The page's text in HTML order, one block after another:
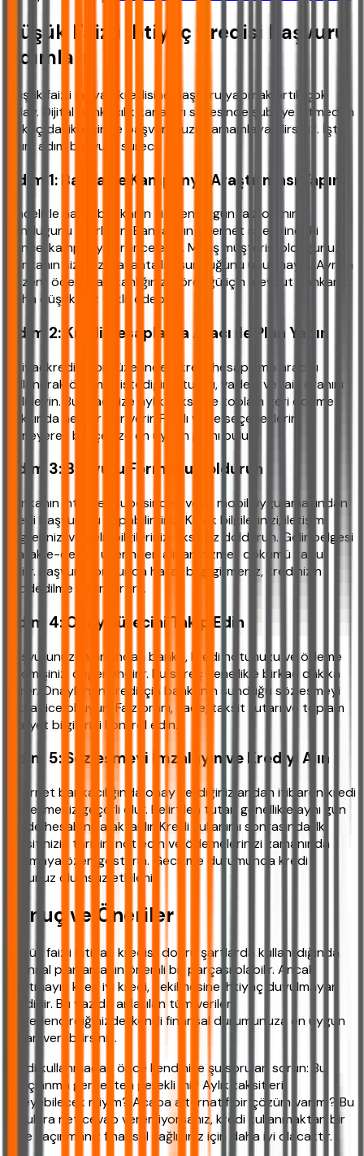
Düşük Faizli İhtiyaç Kredisi Başvuru
Adımları
Düşük faizli ihtiyaç kredisine başvuru yapmak artık çok
kolay. Dijital bankacılık kanalları sayesinde şubeye gitmeden
birkaç dakika içinde başvurunuzu tamamlayabilirsiniz. İşte
adım adım başvuru süreci:
Adım 1: Banka ve Kampanya Araştırması Yapın
Öncelikle hangi bankanın size en uygun faiz oranını
sunduğunu belirleyin. Bankaların internet sitelerindeki
güncel kampanyaları inceleyin. Maaş müşterisi olduğunuz
bankanın size özel avantajlar sunduğunu unutmayın. Ayrıca
düzenli ödeme alışkanlığınızı gördüğü için mevcut bankanız,
daha düşük faiz teklif edebilir.
Adım 2: Kredi Hesaplama Aracı ile Plan Yapın
ihtiyackredisi.com üzerindeki kredi hesaplama aracını
kullanarak ödemek istediğiniz tutarı, vadeyi ve faiz oranını
belirleyin. Bu araç size aylık taksit ve toplam geri ödeme
hakkında net bir fikir verir. Farklı vade seçeneklerini
deneyerek bütçenize en uygun planı bulun.
Adım 3: Başvuru Formunu Doldurun
Bankanın internet şubesinden veya mobil uygulamasından
kredi başvurusu yapabilirsiniz. Kimlik bilgilerinizi, iletişim
bilgilerinizi ve gelir bilgilerinizi eksiksiz doldurun. Gelir belgesi
olarak e-devlet üzerinden alınan hizmet dökümü kabul
edilir. Başvuru formunda hatalı bilgi girmeniz, kredinizin
reddedilme riskini artırır.
Adım 4: Onay Sürecini Takip Edin
Başvurunuzun ardından banka, kredi notunuzu ve ödeme
geçmişinizi değerlendirir. Bu süreç genellikle birkaç dakika
sürer. Onaylanan kredi için bankanın sunduğu sözleşmeyi
dikkatlice okuyun. Faiz oranı, vade, taksit tutarı ve toplam
maliyet bilgilerini kontrol edin.
Adım 5: Sözleşmeyi İmzalayın ve Krediyi Alın
İnternet bankacılığında onay verdiğiniz andan itibaren kredi
sözleşmeniz geçerli olur. Belirtilen tutar, genellikle aynı gün
içinde hesabınıza aktarılır. Kredi kullanımı sonrasında ilk
taksitinizin tarihini not edin ve ödemelerinizi zamanında
yapmaya özen gösterin. Gecikme durumunda kredi
notunuz olumsuz etkilenir.
Sonuç ve Öneriler
Düşük faizli ihtiyaç kredisi, doğru şartlarda kullanıldığında
finansal planlamanın önemli bir parçası olabilir. Ancak
unutmayın ki en iyi kredi, çekilmesine ihtiyaç duyulmayan
kredidir. Bu yazıda anlatılan tüm verileri
değerlendirdiğinizde, kendi finansal durumunuza en uygun
kararı verebilirsiniz.
Kredi kullanmadan önce kendinize şu soruları sorun: Bu
borçlanma gerçekten gerekli mi? Aylık taksitleri
ödeyebilecek miyim? Acaba alternatif bir çözüm var mı? Bu
sorulara net cevap veremiyorsanız, kredi kullanmaktan bir
süre kaçınmanız finansal sağlığınız için daha iyi olacaktır.